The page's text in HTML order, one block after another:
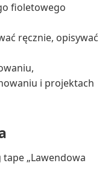
fioletowego
ręcznie, opisywać
i projektach
„Lawendowa